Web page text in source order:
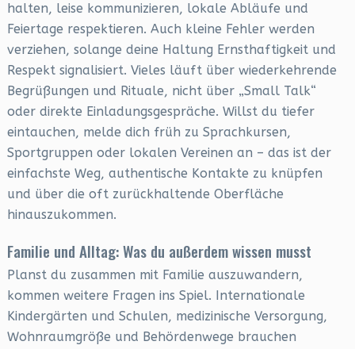
halten, leise kommunizieren, lokale Abläufe und
Feiertage respektieren. Auch kleine Fehler werden
verziehen, solange deine Haltung Ernsthaftigkeit und
Respekt signalisiert. Vieles läuft über wiederkehrende
Begrüßungen und Rituale, nicht über „Small Talk“
oder direkte Einladungsgespräche. Willst du tiefer
eintauchen, melde dich früh zu Sprachkursen,
Sportgruppen oder lokalen Vereinen an – das ist der
einfachste Weg, authentische Kontakte zu knüpfen
und über die oft zurückhaltende Oberfläche
hinauszukommen.
Familie und Alltag: Was du außerdem wissen musst
Planst du zusammen mit Familie auszuwandern,
kommen weitere Fragen ins Spiel. Internationale
Kindergärten und Schulen, medizinische Versorgung,
Wohnraumgröße und Behördenwege brauchen